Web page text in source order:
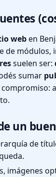
weben
de módulos,
suelen ser:
sumar
un
de
imágenes